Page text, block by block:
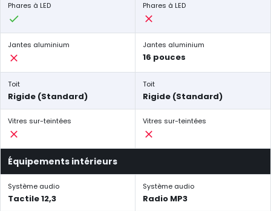
Phares à LED Phares à LED
Jantes aluminium Jantes aluminium
16 pouces
Toit
Rigide (Standard)
Toit
Rigide (Standard)
Vitres sur-teintées Vitres sur-teintées
Équipements intérieurs
Système audio
Tactile 12,3
Système audio
Radio MP3